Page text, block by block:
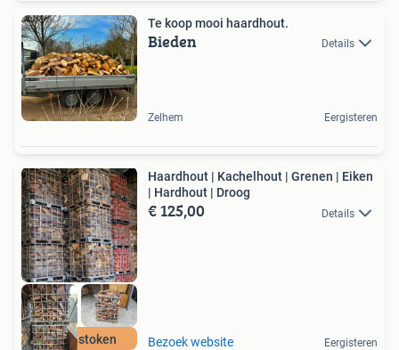
Te koop mooi haardhout.
Bieden Details
Zelhem Eergisteren
Direct stoken
Haardhout | Kachelhout | Grenen | Eiken
| Hardhout | Droog
€ 125,00 Details
Bezoek website Eergisteren